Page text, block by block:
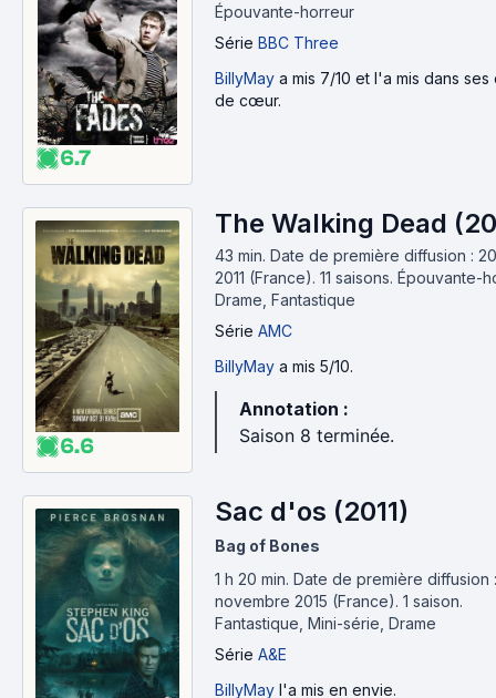
6.7
Épouvante-horreur
Série BBC Three
BillyMay a mis 7/10 et l'a mis dans ses
de cœur.
6.6
The Walking Dead
43 min. Date de première diffusion :
2011 (France). 11 saisons. Épouvante-
Drame, Fantastique
Série AMC
BillyMay a mis 5/10.
Annotation :
Saison 8 terminée.
Sac d'os (2011)
Bag of Bones
1 h 20 min. Date de première diffusion
novembre 2015 (France). 1 saison.
Fantastique, Mini-série, Drame
Série A&E
BillyMay l'a mis en envie.